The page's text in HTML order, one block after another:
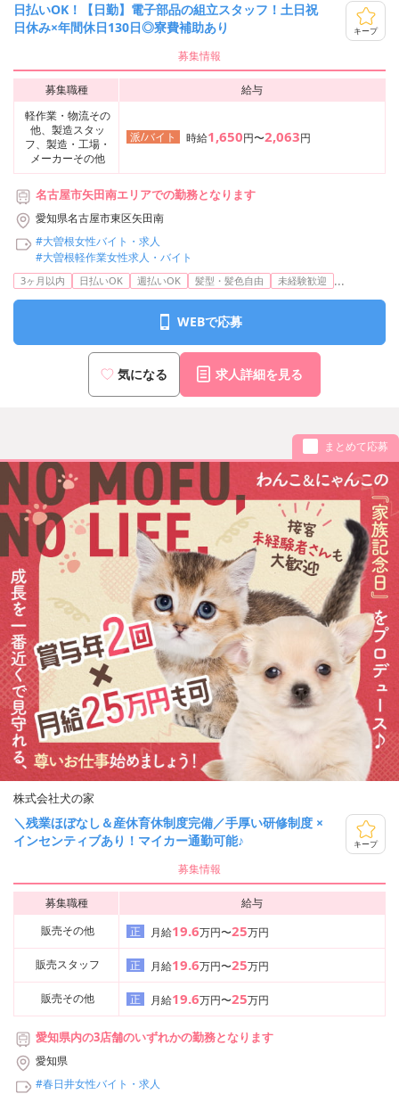
日払いOK！【日勤】電子部品の組立スタッフ！土日祝
日休み×年間休日130日◎寮費補助あり
キープ
募集情報
募集職種
給与
軽作業・物流その
他、製造スタッ
フ、製造・工場・
メーカーその他
派/バイト 時給1,650円〜2,063円
名古屋市矢田南エリアでの勤務となります
愛知県名古屋市東区矢田南
#大曽根女性バイト・求人
#大曽根軽作業女性求人・バイト
3ヶ月以内 日払いOK 週払いOK 髪型・髪色自由 未経験歓迎 ...
WEBで応募
気になる 求人詳細を見る
まとめて応募
株式会社犬の家
＼残業ほぼなし＆産休育休制度完備／手厚い研修制度 ×
インセンティブあり！マイカー通勤可能♪
キープ
募集情報
募集職種
給与
販売その他
正 月給19.6万円〜25万円
販売スタッフ 正 月給19.6万円〜25万円
販売その他 正 月給19.6万円〜25万円
愛知県内の3店舗のいずれかの勤務となります
愛知県
#春日井女性バイト・求人